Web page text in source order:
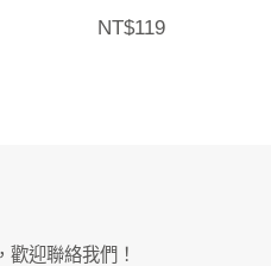
NT$119
歡迎聯絡我們！